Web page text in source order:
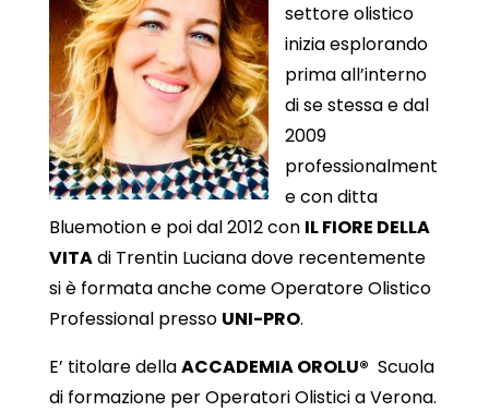
settore olistico
inizia esplorando
prima all’interno
di se stessa e dal
2009
professionalment
e con ditta
Bluemotion e poi dal 2012 con IL FIORE DELLA
VITAdi Trentin Luciana dove recentemente
si è formata anche come Operatore Olistico
Professional presso UNI-PRO.
E’ titolare dellaACCADEMIA OROLU® Scuola
di formazione per Operatori Olistici a Verona.